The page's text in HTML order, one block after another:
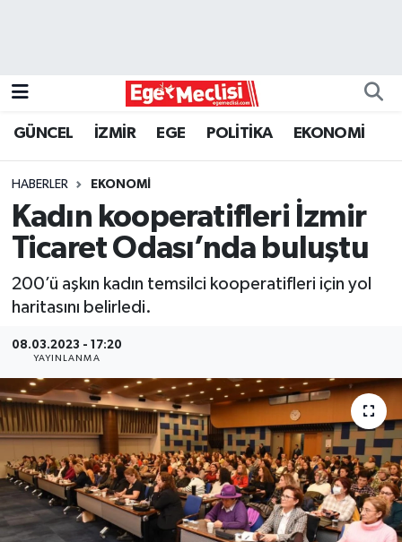
GÜNCEL İZMİR EGE POLİTİKA EKONOMİ
HABERLER EKONOMİ
Kadın kooperatifleri İzmir
Ticaret Odası’nda buluştu
200’ü aşkın kadın temsilci kooperatifleri için yol
haritasını belirledi.
08.03.2023 - 17:20
YAYINLANMA
GÜNCEL
İZMİR
ÖZEL HABER
POLİTİKA
Programlar
SPOR
YAŞAM